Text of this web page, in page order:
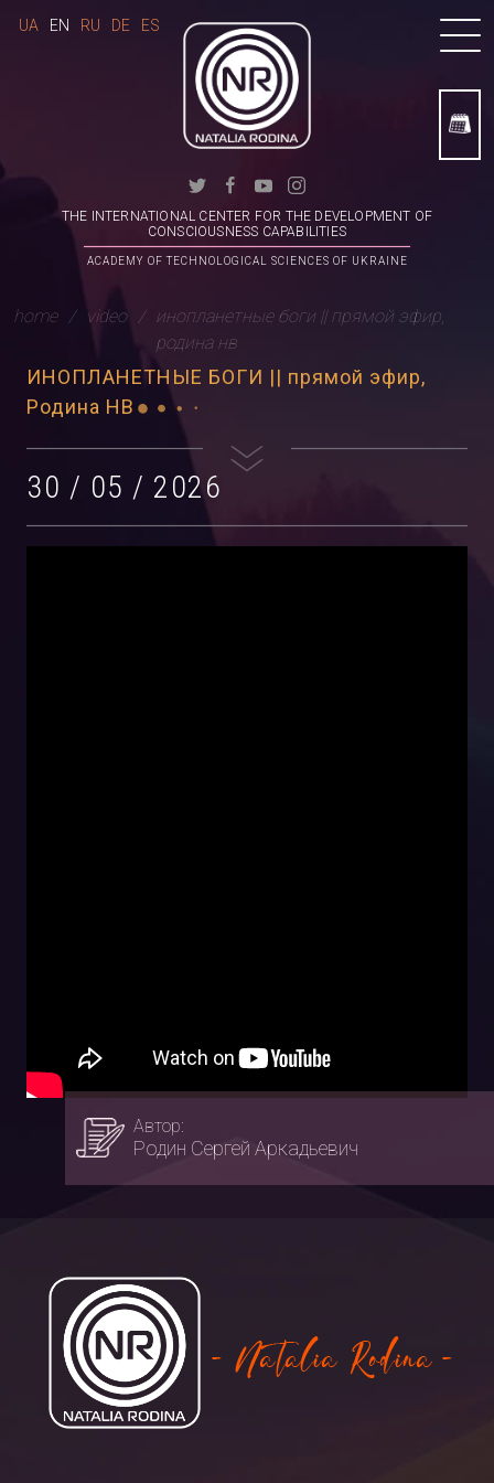
THE INTERNATIONAL CENTER FOR THE DEVELOPMENT OF
CONSCIOUSNESS CAPABILITIES
ACADEMY OF TECHNOLOGICAL SCIENCES OF UKRAINE
UA EN RU DE ES
home video
инопланетные боги || прямой эфир,
родина нв
ИНОПЛАНЕТНЫЕ БОГИ || прямой эфир,
Родина НВ
30 / 05 / 2026
Автор:
Родин Сергей Аркадьевич